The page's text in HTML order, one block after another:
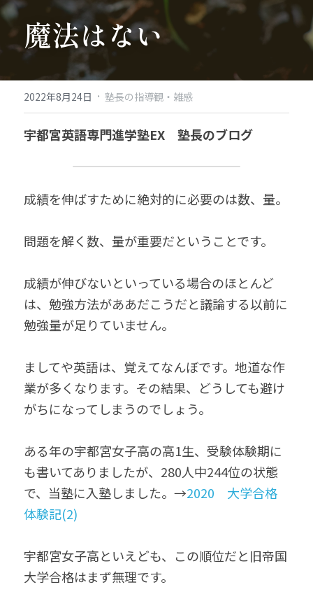
魔法はない
2022年8月24日 · 塾長の指導観・雑感
宇都宮英語専門進学塾EX　塾長のブログ
成績を伸ばすために絶対的に必要のは数、量。
問題を解く数、量が重要だということです。
成績が伸びないといっている場合のほとんど
は、勉強方法がああだこうだと議論する以前に
勉強量が足りていません。
ましてや英語は、覚えてなんぼです。地道な作
業が多くなります。その結果、どうしても避け
がちになってしまうのでしょう。
ある年の宇都宮女子高の高1生、受験体験期に
も書いてありましたが、280人中244位の状態
で、当塾に入塾しました。→2020　大学合格
体験記(2)
宇都宮女子高といえども、この順位だと旧帝国
大学合格はまず無理です。